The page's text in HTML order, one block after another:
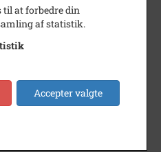
- 1926
Nordsjælland,
at forbedre din
af statistik.
Accepter valgte